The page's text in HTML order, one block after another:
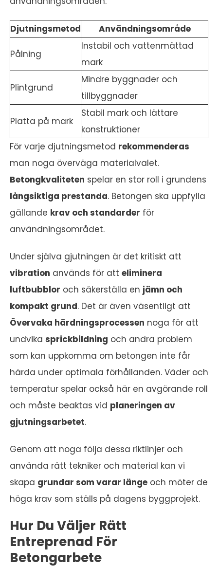
Djutningsmetod Användningsområde
Pålning
Instabil och vattenmättad
mark
Plintgrund
Mindre byggnader och
tillbyggnader
Platta på mark
Stabil mark och lättare
konstruktioner
För varje djutningsmetod rekommenderas
man noga överväga materialvalet.
Betongkvaliteten spelar en stor roll i grundens
långsiktiga prestanda. Betongen ska uppfylla
gällande krav och standarder för
användningsområdet.
Under själva gjutningen är det kritiskt att
vibration används för att eliminera
luftbubblor och säkerställa en jämn och
kompakt grund. Det är även väsentligt att
Övervaka härdningsprocessen noga för att
undvika sprickbildning och andra problem
som kan uppkomma om betongen inte får
härda under optimala förhållanden. Väder och
temperatur spelar också här en avgörande roll
och måste beaktas vid planeringen av
gjutningsarbetet.
Genom att noga följa dessa riktlinjer och
använda rätt tekniker och material kan vi
skapa grundar som varar länge och möter de
höga krav som ställs på dagens byggprojekt.
Hur Du Väljer Rätt
Entreprenad För
Betongarbete